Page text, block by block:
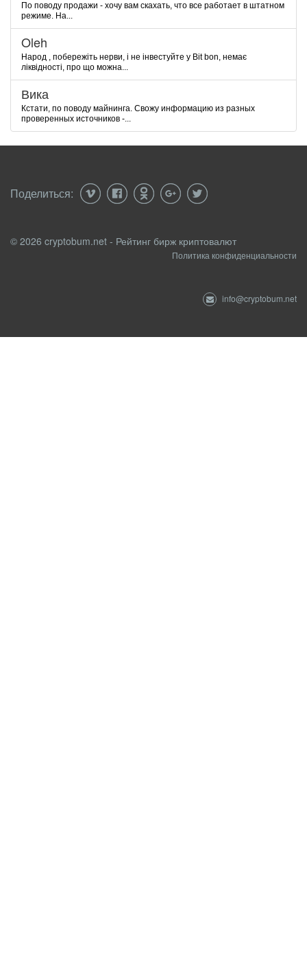
По поводу продажи - хочу вам скахать, что все работает в штатном
режиме. На...
Oleh
Народ , побережіть нерви, і не інвестуйте у Bit bon, немає
ліквідності, про що можна...
Вика
Кстати, по поводу майнинга. Свожу информацию из разных
проверенных источников -...
Поделиться:
© 2026 cryptobum.net - Рейтинг бирж криптовалют
Политика конфиденциальности
info@cryptobum.net